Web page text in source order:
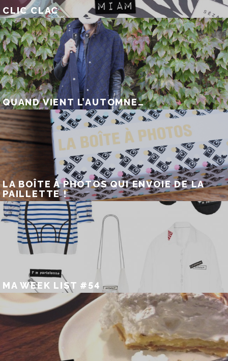
CLIC CLAC
QUAND VIENT L’AUTOMNE…
LA BOÎTE À PHOTOS QUI ENVOIE DE LA
PAILLETTE !
MA WEEK LIST #54